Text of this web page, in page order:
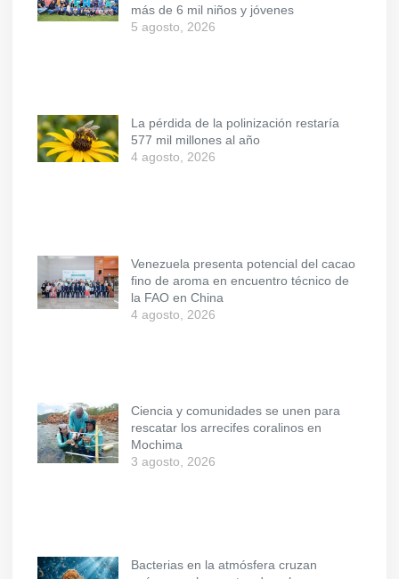
más de 6 mil niños y jóvenes
5 agosto, 2026
La pérdida de la polinización restaría
577 mil millones al año
4 agosto, 2026
Venezuela presenta potencial del cacao
fino de aroma en encuentro técnico de
la FAO en China
4 agosto, 2026
Ciencia y comunidades se unen para
rescatar los arrecifes coralinos en
Mochima
3 agosto, 2026
Bacterias en la atmósfera cruzan